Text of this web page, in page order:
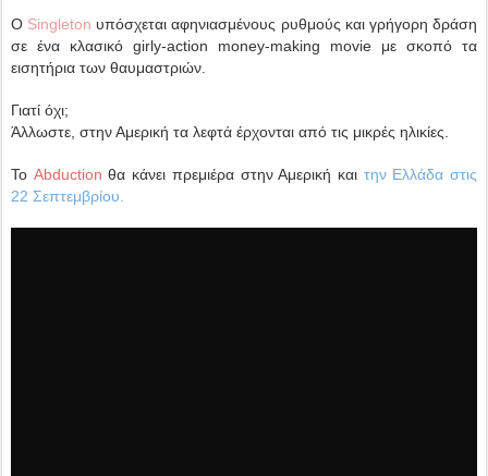
Ο Singleton υπόσχεται αφηνιασμένους ρυθμούς και γρήγορη δράση
σε ένα κλασικό girly-action money-making movie με σκοπό τα
εισητήρια των θαυμαστριών.
Γιατί όχι;
Άλλωστε, στην Αμερική τα λεφτά έρχονται από τις μικρές ηλικίες.
Το Abductionθα κάνει πρεμιέρα στην Αμερική και την Ελλάδα στις
22 Σεπτεμβρίου.